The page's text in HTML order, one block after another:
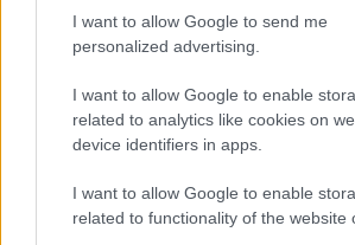
I want to allow Google to send me
personalized advertising.
I want to allow Google to enable
related to analytics like cookies on
device identifiers in apps.
I want to allow Google to enable
related to functionality of the website
visszafogni magam” – mondta
„Ez egy nyerhetetlen helyzet.
többé nem kell ezzel a sráccal
ha mégis, az szórakoztató lesz.
rajta, a következő hétvégén újra
lehető legjobb munkát akarom